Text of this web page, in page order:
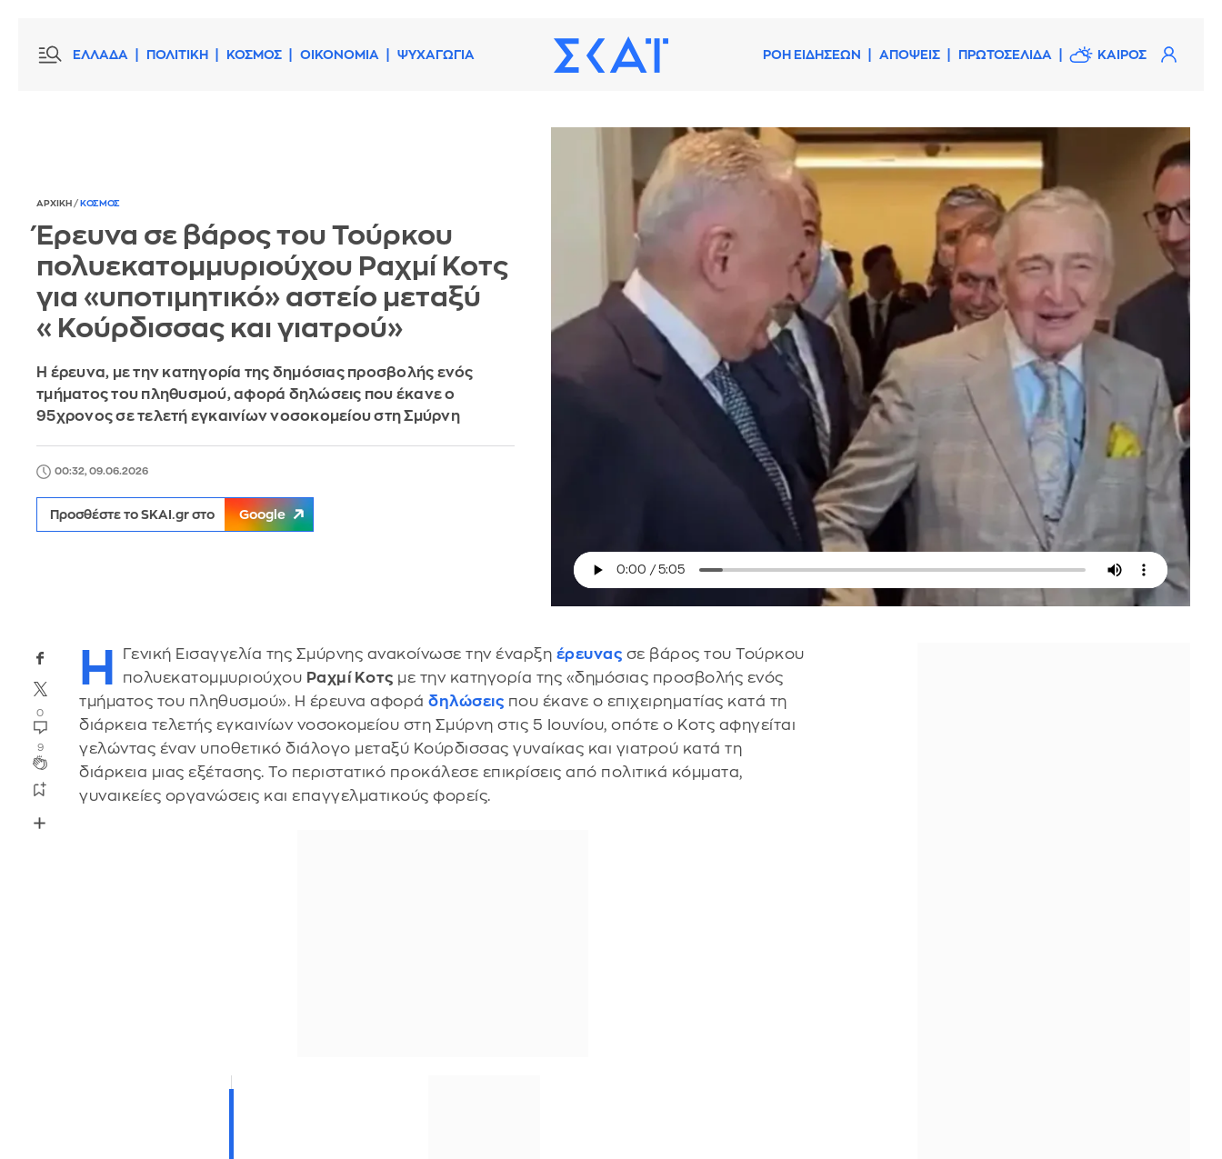
ΕΛΛΑΔΑ ΠΟΛΙΤΙΚΗ ΚΟΣΜΟΣ ΟΙΚΟΝΟΜΙΑ ΨΥΧΑΓΩΓΙΑ ΡΟΗ ΕΙΔΗΣΕΩΝ ΑΠΟΨΕΙΣ ΠΡΩΤΟΣΕΛΙΔΑ ΚΑΙΡΟΣ
ΑΡΧΙΚΗ / ΚΟΣΜΟΣ
Έρευνα σε βάρος του Τούρκου
πολυεκατομμυριούχου Ραχμί Κοτς
για «υποτιμητικό» αστείο μεταξύ
«Κούρδισσας και γιατρού»
Η έρευνα, με την κατηγορία της δημόσιας προσβολής ενός
τμήματος του πληθυσμού, αφορά δηλώσεις που έκανε ο
95χρονος σε τελετή εγκαινίων νοσοκομείου στη Σμύρνη
00:32, 09.06.2026
Προσθέστε το SKAI.gr στο Google
0
9
Η Γενική Εισαγγελία της Σμύρνης ανακοίνωσε την έναρξη έρευνας σε βάρος του Τούρκου
πολυεκατομμυριούχου Ραχμί Κοτς με την κατηγορία της «δημόσιας προσβολής ενός
τμήματος του πληθυσμού». Η έρευνα αφοράδηλώσεις που έκανε ο επιχειρηματίας κατά τη
διάρκεια τελετής εγκαινίων νοσοκομείου στη Σμύρνη στις 5 Ιουνίου, οπότε ο Κοτς αφηγείται
γελώντας έναν υποθετικό διάλογο μεταξύ Κούρδισσας γυναίκας και γιατρού κατά τη
διάρκεια μιας εξέτασης. Το περιστατικό προκάλεσε επικρίσεις από πολιτικά κόμματα,
γυναικείες οργανώσεις και επαγγελματικούς φορείς.